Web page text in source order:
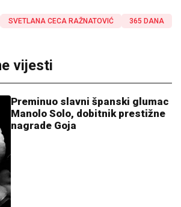
SVETLANA CECA RAŽNATOVIĆ 365 DANA
vijesti
Preminuo slavni španski glumac
Manolo Solo, dobitnik prestižne
nagrade Goja